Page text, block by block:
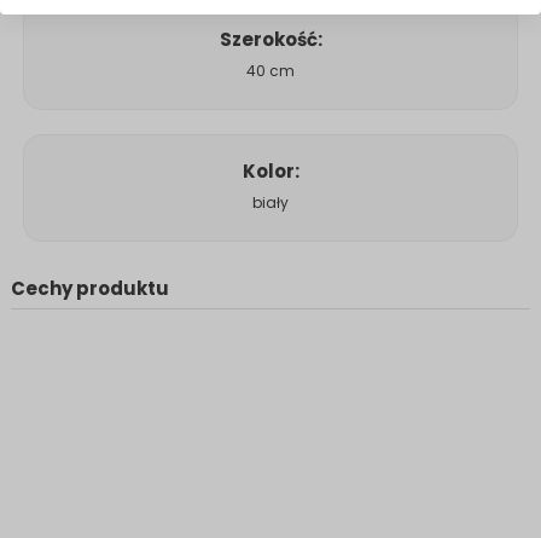
Szerokość:
40 cm
Kolor:
biały
Cechy produktu